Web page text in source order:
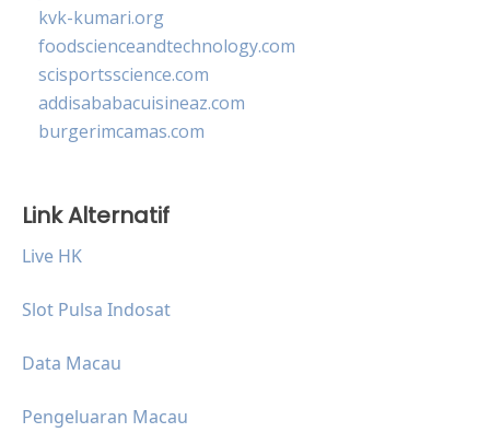
kvk-kumari.org
foodscienceandtechnology.com
scisportsscience.com
addisababacuisineaz.com
burgerimcamas.com
Link Alternatif
Live HK
Slot Pulsa Indosat
Data Macau
Pengeluaran Macau